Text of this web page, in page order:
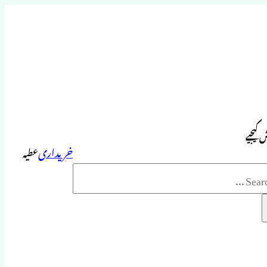
کیجیے
خریداریعطیہ